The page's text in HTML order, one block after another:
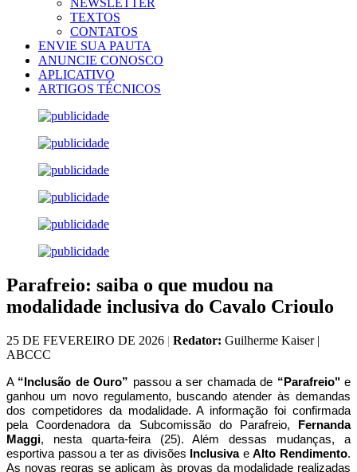
NEWSLETTER
TEXTOS
CONTATOS
ENVIE SUA PAUTA
ANUNCIE CONOSCO
APLICATIVO
ARTIGOS TÉCNICOS
Parafreio: saiba o que mudou na
modalidade inclusiva do Cavalo Crioulo
25 DE FEVEREIRO DE 2026 | Redator: Guilherme Kaiser |
ABCCC
A “Inclusão de Ouro” passou a ser chamada de “Parafreio"e
ganhou um novo regulamento, buscando atender às demandas
dos competidores da modalidade. A informação foi confirmada
pela Coordenadora da Subcomissão do Parafreio,
Fernanda
Maggi, nesta quarta-feira (25). Além dessas mudanças, a
esportiva passou a ter as divisões
InclusivaeAlto Rendimento.
As novas regras se aplicam às provas da modalidade realizadas